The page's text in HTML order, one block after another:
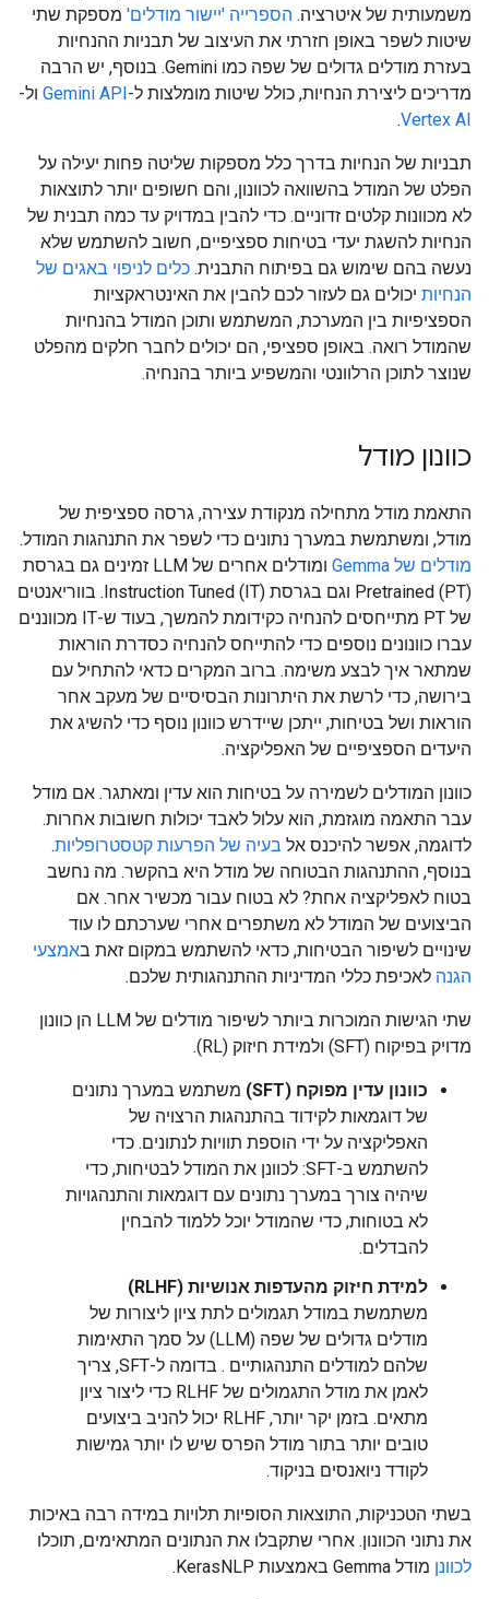
משמעותית של איטרציה. הספרייה 'יישור מודלים' מספקת שתי
שיטות לשפר באופן חזרתי את העיצוב של תבניות ההנחיות
בעזרת מודלים גדולים של שפה כמו Gemini. בנוסף, יש הרבה
מדריכים ליצירת הנחיות, כולל שיטות מומלצות ל-Gemini API ול-
Vertex AI
.
תבניות של הנחיות בדרך כלל מספקות שליטה פחות יעילה על
הפלט של המודל בהשוואה לכוונון, והם חשופים יותר לתוצאות
לא מכוונות קלטים זדוניים. כדי להבין במדויק עד כמה תבנית של
הנחיות להשגת יעדי בטיחות ספציפיים, חשוב להשתמש שלא
נעשה בהם שימוש גם בפיתוח התבנית. כלים לניפוי באגים של
הנחיות יכולים גם לעזור לכם להבין את האינטראקציות
הספציפיות בין המערכת, המשתמש ותוכן המודל בהנחיות
שהמודל רואה. באופן ספציפי, הם יכולים לחבר חלקים מהפלט
שנוצר לתוכן הרלוונטי והמשפיע ביותר בהנחיה.
כוונון מודל
התאמת מודל מתחילה מנקודת עצירה, גרסה ספציפית של
מודל, ומשתמשת במערך נתונים כדי לשפר את התנהגות המודל.
מודלים של Gemma
ומודלים אחרים של LLM זמינים גם בגרסת
Pretrained (PT) וגם בגרסת Instruction Tuned (IT). בווריאנטים
של PT מתייחסים להנחיה כקידומת להמשך, בעוד ש-IT מכווננים
עברו כוונונים נוספים כדי להתייחס להנחיה כסדרת הוראות
שמתאר איך לבצע משימה. ברוב המקרים כדאי להתחיל עם
בירושה, כדי לרשת את היתרונות הבסיסיים של מעקב אחר
הוראות ושל בטיחות, ייתכן שיידרש כוונון נוסף כדי להשיג את
היעדים הספציפיים של האפליקציה.
כוונון המודלים לשמירה על בטיחות הוא עדין ומאתגר. אם מודל
עבר התאמה מוגזמת, הוא עלול לאבד יכולות חשובות אחרות.
לדוגמה, אפשר להיכנס אל בעיה של הפרעות קטסטרופליות.
בנוסף, ההתנהגות הבטוחה של מודל היא בהקשר. מה נחשב
בטוח לאפליקציה אחת? לא בטוח עבור מכשיר אחר. אם
הביצועים של המודל לא משתפרים אחרי שערכתם לו עוד
שינויים לשיפור הבטיחות, כדאי להשתמש במקום זאת באמצעי
הגנה לאכיפת כללי המדיניות ההתנהגותית שלכם.
שתי הגישות המוכרות ביותר לשיפור מודלים של LLM הן כוונון
מדויק בפיקוח (SFT) ולמידת חיזוק (RL).
כוונון עדין מפוקח (SFT)
משתמש במערך נתונים
של דוגמאות לקידוד בהתנהגות הרצויה של
האפליקציה על ידי הוספת תוויות לנתונים. כדי
להשתמש ב-SFT: לכוונן את המודל לבטיחות, כדי
שיהיה צורך במערך נתונים עם דוגמאות והתנהגויות
לא בטוחות, כדי שהמודל יוכל ללמוד להבחין
להבדלים.
למידת חיזוק מהעדפות אנושיות (RLHF)
משתמשת במודל תגמולים לתת ציון ליצורות של
מודלים גדולים של שפה (LLM) על סמך התאימות
שלהם למודלים התנהגותיים . בדומה ל-SFT, צריך
לאמן את מודל התגמולים של RLHF כדי ליצור ציון
מתאים. בזמן יקר יותר, RLHF יכול להניב ביצועים
טובים יותר בתור מודל הפרס שיש לו יותר גמישות
לקודד ניואנסים בניקוד.
בשתי הטכניקות, התוצאות הסופיות תלויות במידה רבה באיכות
את נתוני הכוונון. אחרי שתקבלו את הנתונים המתאימים, תוכלו
לכוונן מודל Gemma באמצעות KerasNLP.